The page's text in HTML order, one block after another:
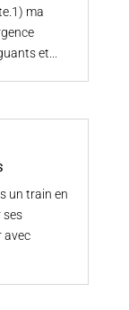
ma
et...
un train en
ses
avec